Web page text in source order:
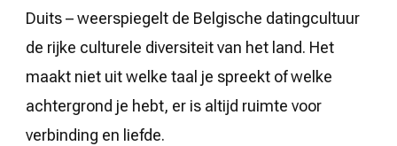
Duits – weerspiegelt de Belgische datingcultuur
de rijke culturele diversiteit van het land. Het
maakt niet uit welke taal je spreekt of welke
achtergrond je hebt, er is altijd ruimte voor
verbinding en liefde.